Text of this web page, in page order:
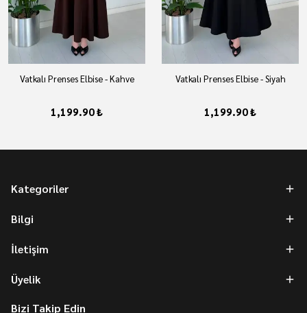
Vatkalı Prenses Elbise - Kahve
1,199.90 ₺
Vatkalı Prenses Elbise - Siyah
1,199.90 ₺
Kategoriler
Bilgi
İletişim
Üyelik
Bizi Takip Edin